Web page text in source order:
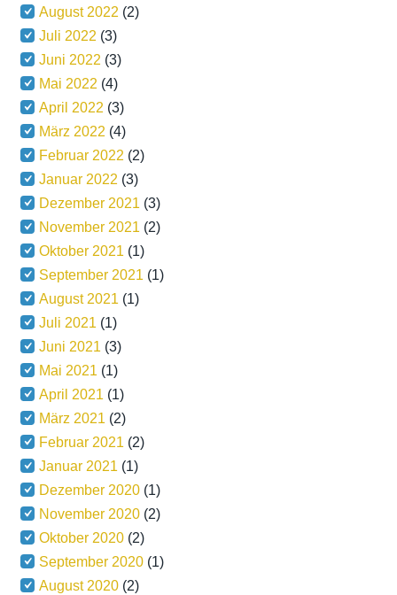
August 2022 (2)
Juli 2022 (3)
Juni 2022 (3)
Mai 2022 (4)
April 2022 (3)
März 2022 (4)
Februar 2022 (2)
Januar 2022 (3)
Dezember 2021 (3)
November 2021 (2)
Oktober 2021 (1)
September 2021 (1)
August 2021 (1)
Juli 2021 (1)
Juni 2021 (3)
Mai 2021 (1)
April 2021 (1)
März 2021 (2)
Februar 2021 (2)
Januar 2021 (1)
Dezember 2020 (1)
November 2020 (2)
Oktober 2020 (2)
September 2020 (1)
August 2020 (2)